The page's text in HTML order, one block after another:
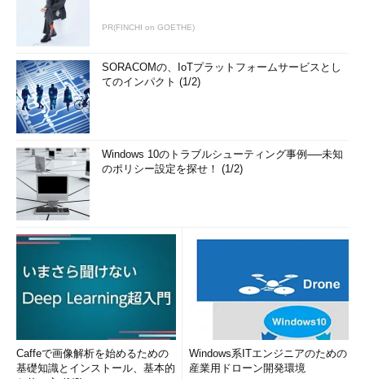
PR(FINCHI on GOETHE)
SORACOMの、IoTプラットフォームサービスとし
てのインパクト (1/2)
Windows 10のトラブルシューティング事例──未知
のポリシー設定を探せ！ (1/2)
Caffeで画像解析を始めるための
基礎知識とインストール、基本的
Windows系ITエンジニアのための
産業用ドローン開発環境